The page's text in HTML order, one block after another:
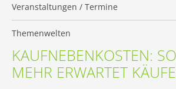
Veranstaltungen / Termine
Themenwelten
KAUFNEBENKOSTEN:
MEHR ERWARTET